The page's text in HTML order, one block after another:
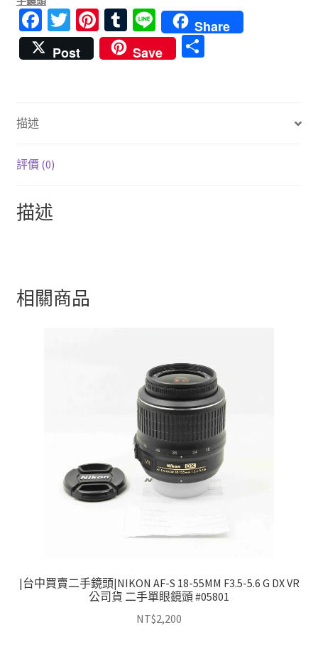
Fa
ce
b
T
wi
tt
Pi
nt
er
T
u
m
Li
n
e
Share
Post
Save
分
描述
評價 (0)
描述
相關商品
|台中買賣二手鏡頭|NIKON AF-S 18-55MM F3.5-5.6 G DX VR
公司貨 二手單眼鏡頭 #05801
NT$2,200